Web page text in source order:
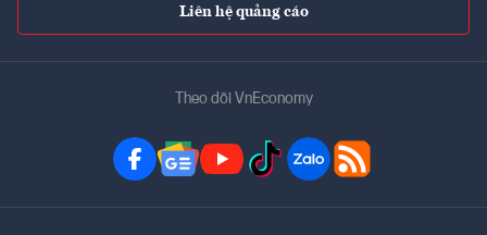
Liên hệ quảng cáo
Theo dõi VnEconomy